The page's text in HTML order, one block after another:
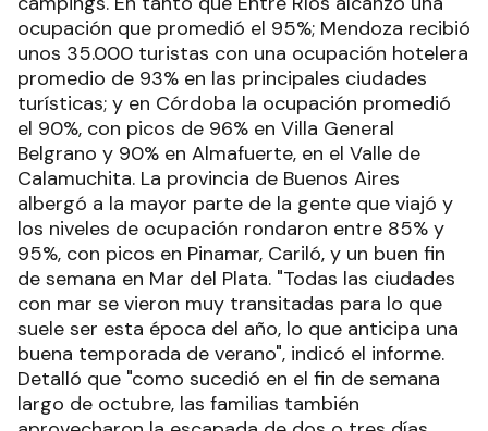
ocupación que promedió el 95%; Mendoza recibió
unos 35.000 turistas con una ocupación hotelera
promedio de 93% en las principales ciudades
turísticas; y en Córdoba la ocupación promedió
el 90%, con picos de 96% en Villa General
Belgrano y 90% en Almafuerte, en el Valle de
Calamuchita. La provincia de Buenos Aires
albergó a la mayor parte de la gente que viajó y
los niveles de ocupación rondaron entre 85% y
95%, con picos en Pinamar, Cariló, y un buen fin
de semana en Mar del Plata. "Todas las ciudades
con mar se vieron muy transitadas para lo que
suele ser esta época del año, lo que anticipa una
buena temporada de verano", indicó el informe.
Detalló que "como sucedió en el fin de semana
largo de octubre, las familias también